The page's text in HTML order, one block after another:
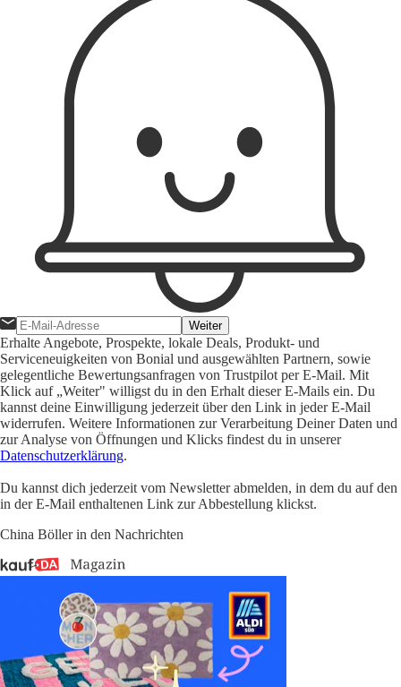
Weiter
Erhalte Angebote, Prospekte, lokale Deals, Produkt- und
Serviceneuigkeiten von Bonial und ausgewählten Partnern, sowie
gelegentliche Bewertungsanfragen von Trustpilot per E-Mail. Mit
Klick auf „Weiter" willigst du in den Erhalt dieser E-Mails ein. Du
kannst deine Einwilligung jederzeit über den Link in jeder E-Mail
widerrufen. Weitere Informationen zur Verarbeitung Deiner Daten und
zur Analyse von Öffnungen und Klicks findest du in unserer
Datenschutzerklärung.
Du kannst dich jederzeit vom Newsletter abmelden, in dem du auf den
in der E-Mail enthaltenen Link zur Abbestellung klickst.
China Böller in den Nachrichten